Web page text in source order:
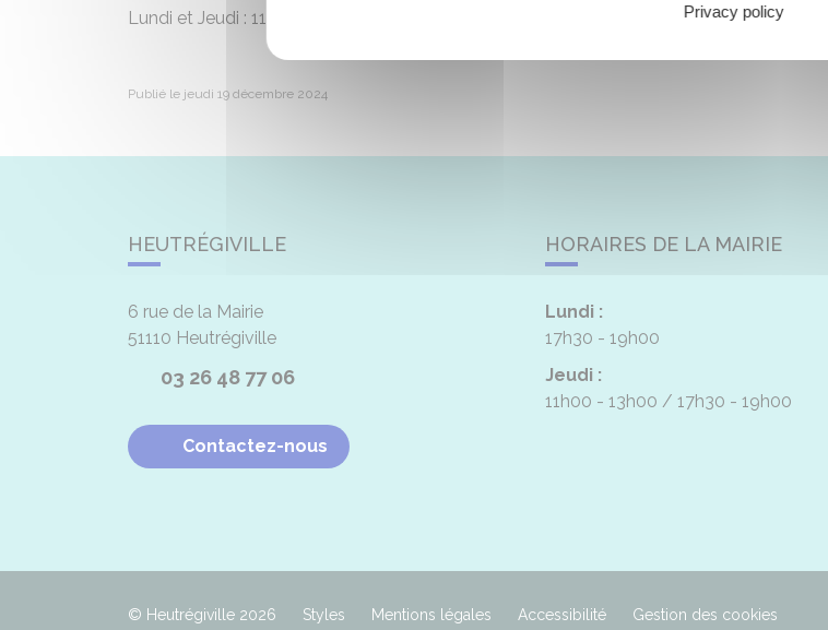
Lundi et Jeudi : 11h à 13h et 17h30 à 19h
Publié le jeudi 19 décembre 2024
HEUTRÉGIVILLE
6 rue de la Mairie
51110 Heutrégiville
03 26 48 77 06
Contactez-nous
HORAIRES DE LA MAIRIE
Lundi :
17h30 - 19h00
Jeudi :
11h00 - 13h00
17h30 - 19h00
© Heutrégiville 2026 Styles Mentions légales Accessibilité Gestion des cookies
Privacy policy